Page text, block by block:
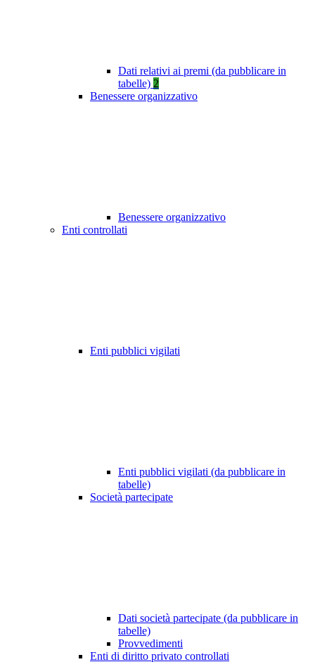
Dati relativi ai premi (da pubblicare in
tabelle) 2
Benessere organizzativo
Benessere organizzativo
Enti controllati
Enti pubblici vigilati
Enti pubblici vigilati (da pubblicare in
tabelle)
Società partecipate
Dati società partecipate (da pubblicare in
tabelle)
Provvedimenti
Enti di diritto privato controllati